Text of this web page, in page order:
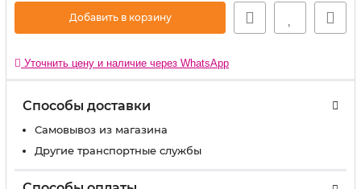
Добавить в корзину
Уточнить цену и наличие через WhatsApp
Способы доставки
Самовывоз из магазина
Другие транспортные службы